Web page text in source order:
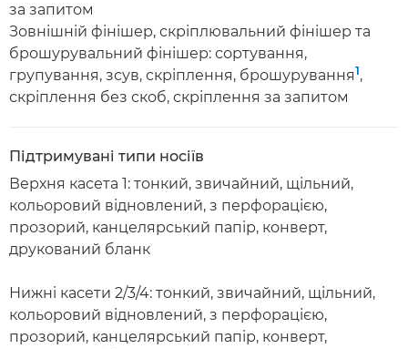
за запитом
Зовнішній фінішер, скріплювальний фінішер та
брошурувальний фінішер: сортування,
групування, зсув, скріплення, брошурування1,
скріплення без скоб, скріплення за запитом
Підтримувані типи носіїв
Верхня касета 1: тонкий, звичайний, щільний,
кольоровий відновлений, з перфорацією,
прозорий, канцелярський папір, конверт,
друкований бланк
Нижні касети 2/3/4: тонкий, звичайний, щільний,
кольоровий відновлений, з перфорацією,
прозорий, канцелярський папір, конверт,